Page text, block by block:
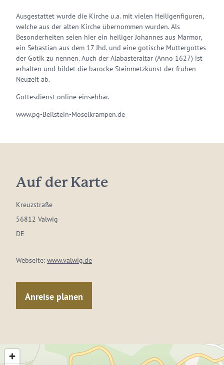
Ausgestattet wurde die Kirche u.a. mit vielen Heiligenfiguren,
welche aus der alten Kirche übernommen wurden. Als
Besonderheiten seien hier ein heiliger Johannes aus Marmor,
ein Sebastian aus dem 17 Jhd. und eine gotische Muttergottes
der Gotik zu nennen. Auch der Alabasteraltar (Anno 1627) ist
erhalten und bildet die barocke Steinmetzkunst der frühen
Neuzeit ab.
Gottesdienst online einsehbar.
www.pg-Beilstein-Moselkrampen.de
Auf der Karte
Kreuzstraße
56812 Valwig
DE
Webseite: www.valwig.de
Anreise planen